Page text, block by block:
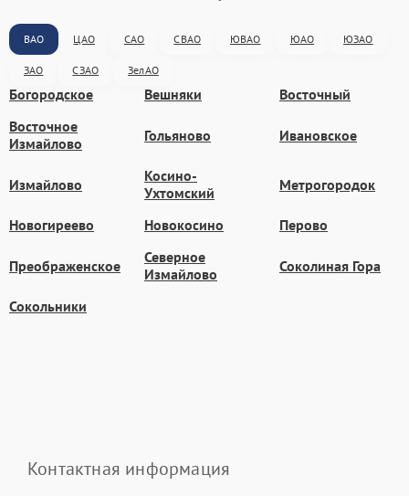
ВАО ЦАО САО СВАО ЮВАО ЮАО ЮЗАО
ЗАО СЗАО ЗелАО
Богородское Вешняки
Восточный
Восточное
Измайлово
Гольяново Ивановское
Измайлово
Косино-
Ухтомский
Метрогородок
Новогиреево Новокосино Перово
Преображенское
Северное
Измайлово
Соколиная Гора
Сокольники
Контактная информация